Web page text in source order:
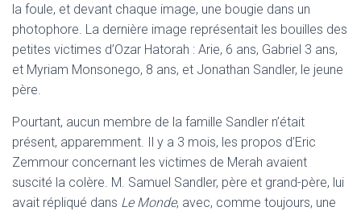
la foule, et devant chaque image, une bougie dans un
photophore. La dernière image représentait les bouilles des
petites victimes d’Ozar Hatorah : Arie, 6 ans, Gabriel 3 ans,
et Myriam Monsonego, 8 ans, et Jonathan Sandler, le jeune
père.
Pourtant, aucun membre de la famille Sandler n’était
présent, apparemment. Il y a 3 mois, les propos d’Eric
Zemmour concernant les victimes de Merah avaient
suscité la colère. M. Samuel Sandler, père et grand-père, lui
avait répliqué dans Le Monde, avec, comme toujours, une